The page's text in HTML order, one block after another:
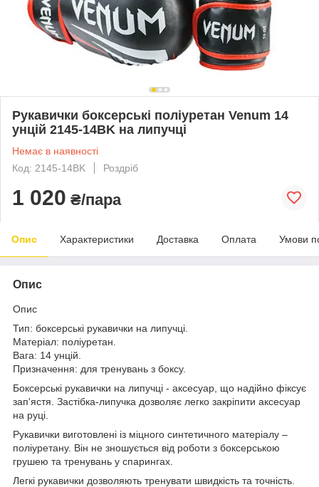
Рукавички боксерські поліуретан Venum 14
унцій 2145-14BK на липучці
Немає в наявності
Код: 2145-14BK
Роздріб
1 020 ₴/пара
Опис Характеристики Доставка Оплата Умови
Опис
Опис
Тип: боксерські рукавички на липучці.
Матеріал: поліуретан.
Вага: 14 унцій.
Призначення: для тренувань з боксу.
Боксерські рукавички на липучці - аксесуар, що надійно фіксує
зап'ястя. Застібка-липучка дозволяє легко закріпити аксесуар
на руці.
Рукавички виготовлені із міцного синтетичного матеріалу –
поліуретану. Він не зношується від роботи з боксерською
грушею та тренувань у спарингах.
Легкі рукавички дозволяють тренувати швидкість та точність.